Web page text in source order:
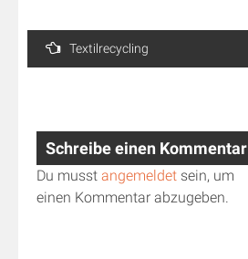
Beitragsnavigation
Textilrecycling
Schreibe einen Kommentar
Du musst angemeldet sein, um
einen Kommentar abzugeben.